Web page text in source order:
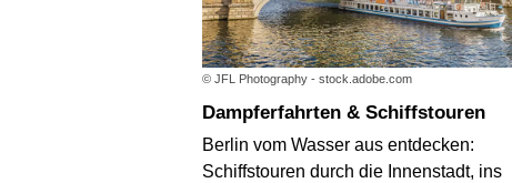
© JFL Photography - stock.adobe.com
Dampferfahrten & Schiffstouren
Berlin vom Wasser aus entdecken:
Schiffstouren durch die Innenstadt, ins